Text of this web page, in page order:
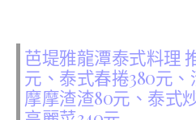
芭堤雅龍潭泰式料理
元、泰式春捲380元、
摩摩渣渣80元、泰式